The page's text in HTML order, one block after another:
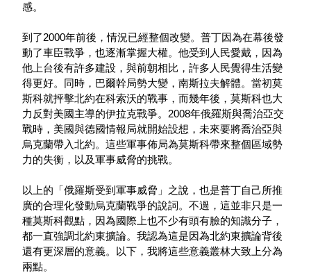
感。
到了2000年前後，情況已經整個改變。普丁因為在幕後發
動了車臣戰爭，也逐漸掌握大權。他受到人民愛戴，因為
他上台後有許多建設，與前朝相比，許多人民覺得生活變
得更好。同時，巴爾幹局勢大變，南斯拉夫解體。當初莫
斯科就抨擊北約在科索沃的戰事，而幾年後，莫斯科也大
力反對美國主導的伊拉克戰爭。2008年俄羅斯與喬治亞交
戰時，美國與德國情報局就開始設想，未來要將喬治亞與
烏克蘭帶入北約。這些軍事佈局為莫斯科帶來整個區域勢
力的失衡，以及軍事威脅的挑戰。
以上的「俄羅斯受到軍事威脅」之說，也是普丁自己所推
廣的合理化發動烏克蘭戰爭的說詞。不過，這並非只是一
種莫斯科觀點，因為國際上也不少有頭有臉的知識分子，
都一直強調北約東擴論。我認為這是因為北約東擴論背後
還有更深層的意義。以下，我將這些意義叢林大致上分為
兩點。